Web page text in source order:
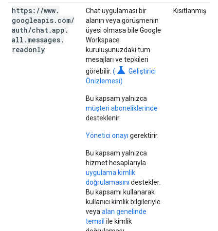
https: //www.
googleapis. com/
auth/chat.app .
all . messages.
readonly
Chat uygulaması bir
alanın veya görüşmenin
üyesi olmasa bile Google
Workspace
kuruluşunuzdaki tüm
mesajları ve tepkileri
görebilir. ( science Geliştirici
Önizlemesi)
Bu kapsam yalnızca
müşteri aboneliklerinde
desteklenir.
Yönetici onayı gerektirir.
Bu kapsam yalnızca
hizmet hesaplarıyla
uygulama kimlik
doğrulamasını destekler.
Bu kapsamı kullanarak
kullanıcı kimlik bilgileriyle
veya alan genelinde
temsil ile kimlik
Kısıtlanmış